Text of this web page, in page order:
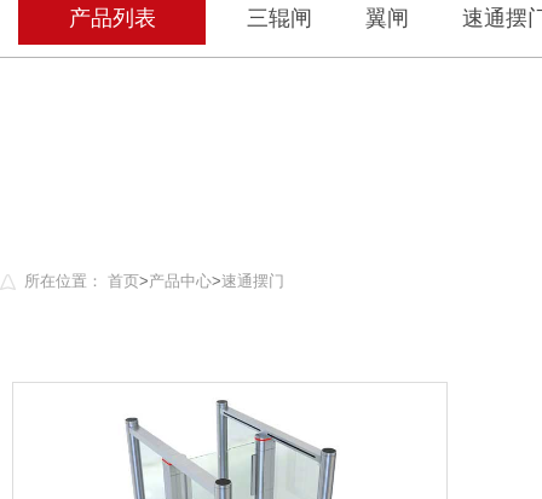
产品列表 三辊闸 翼闸 速通摆
所在位置： 首页>产品中心>速通摆门